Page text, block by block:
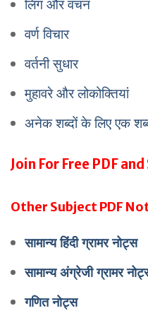
लिंग और वचन
वर्ण विचार
वर्तनी सुधार
मुहावरे और लोकोक्तियां
अनेक शब्दों के लिए एक
Join For Free PDF
Other Subject PDF
सामान्य हिंदी ग्रामर नोट्स
सामान्य अंग्रेजी ग्रामर
गणित नोट्स